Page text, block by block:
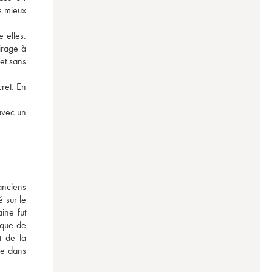
mieux
elles.
à
sans
En
un
sur le
fut
de
de la
dans